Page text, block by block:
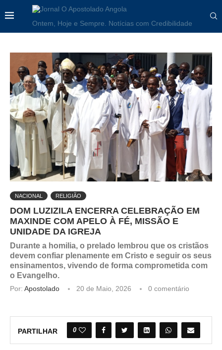
Ontem, Hoje e Sempre. Notícias com Credibilidade
NACIONAL RELIGIÃO
DOM LUZIZILA ENCERRA CELEBRAÇÃO EM
MAXINDE COM APELO À FÉ, MISSÃO E
UNIDADE DA IGREJA
Durante a homilia, o prelado lembrou que os cristãos
devem confiar plenamente em Cristo e seguir os seus
ensinamentos, vivendo de forma comprometida com
o Evangelho.
Por: Apostolado 20 de Maio, 2026 0 comentário
PARTILHAR 0